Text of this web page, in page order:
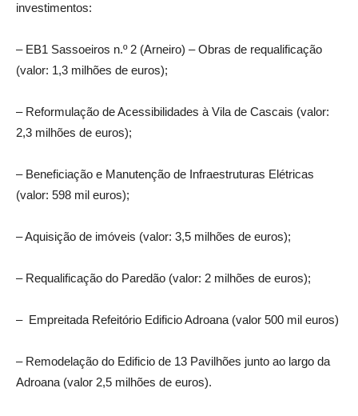
investimentos:
– EB1 Sassoeiros n.º 2 (Arneiro) – Obras de requalificação
(valor: 1,3 milhões de euros);
– Reformulação de Acessibilidades à Vila de Cascais (valor:
2,3 milhões de euros);
– Beneficiação e Manutenção de Infraestruturas Elétricas
(valor: 598 mil euros);
– Aquisição de imóveis (valor: 3,5 milhões de euros);
– Requalificação do Paredão (valor: 2 milhões de euros);
– Empreitada Refeitório Edificio Adroana (valor 500 mil euros)
– Remodelação do Edificio de 13 Pavilhões junto ao largo da
Adroana (valor 2,5 milhões de euros).